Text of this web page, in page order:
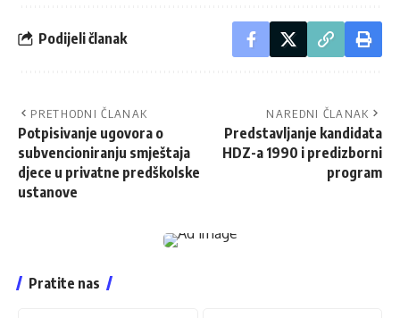
Podijeli članak
PRETHODNI ČLANAK
Potpisivanje ugovora o
subvencioniranju smještaja
djece u privatne predškolske
ustanove
NAREDNI ČLANAK
Predstavljanje kandidata
HDZ-a 1990 i predizborni
program
Pratite nas